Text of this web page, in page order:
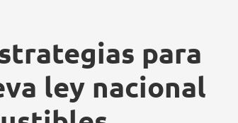
para
ley nacional